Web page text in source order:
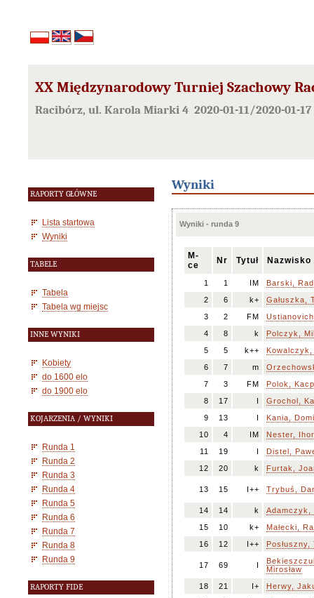
XX Międzynarodowy Turniej Szachowy
Racibórz, ul. Karola Miarki 4 2020-01-11/2020-01-17
RAPORTY GŁÓWNE
Lista startowa
Wyniki
TABELE
Tabela
Tabela wg miejsc
INNE WYNIKI
Kobiety
do 1600 elo
do 1900 elo
KOJARZENIA / WYNIKI
Runda 1
Runda 2
Runda 3
Runda 4
Runda 5
Runda 6
Runda 7
Runda 8
Runda 9
RAPORTY FIDE
Wyniki
Wyniki - runda 9
M-
ce
Nr Tytuł Nazwisko
1 1 IM
Barski,
2
6 k+
Gałuszka,
3
2 FM
4
8 k
Polczyk,
5
5 k++
Kowalczyk,
6
7 m
7
3 FM
Polok,
8
17 I
Grochol,
9
13 I
Kania,
10
4 IM
Nester, Ihor
11
19 I
Distel,
12
20 k Furtak,
13 15 I++ Trybuś,
14 14 k
Adamczyk,
15
10 k+
Małecki,
16
12 I++ Posłuszny,
17 69 I
Mirosław
18
21 I+
Herwy,